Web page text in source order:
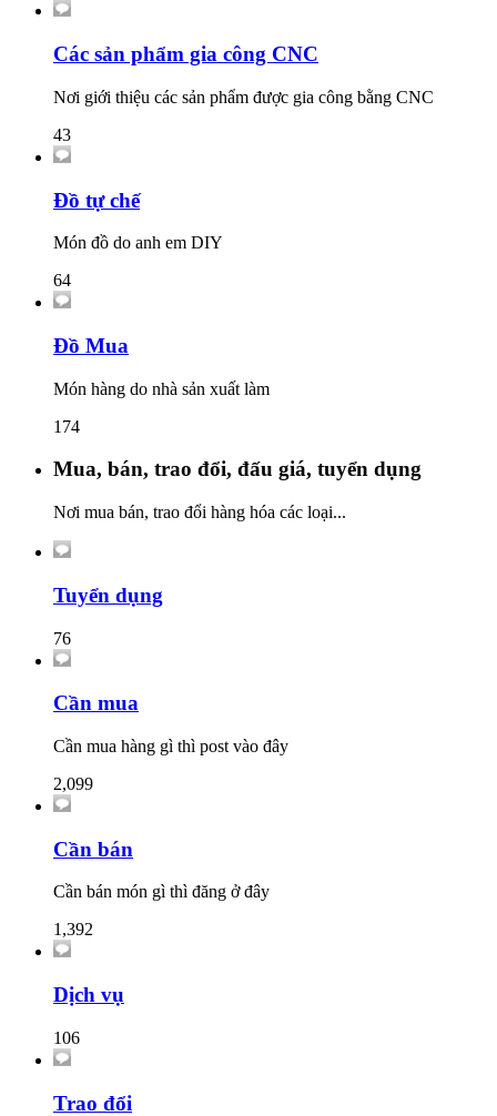
Các sản phẩm gia công CNC
Nơi giới thiệu các sản phẩm được gia công bằng CNC
43
Đồ tự chế
Món đồ do anh em DIY
64
Đồ Mua
Món hàng do nhà sản xuất làm
174
Mua, bán, trao đổi, đấu giá, tuyển dụng
Nơi mua bán, trao đổi hàng hóa các loại...
Tuyển dụng
76
Cần mua
Cần mua hàng gì thì post vào đây
2,099
Cần bán
Cần bán món gì thì đăng ở đây
1,392
Dịch vụ
106
Trao đổi